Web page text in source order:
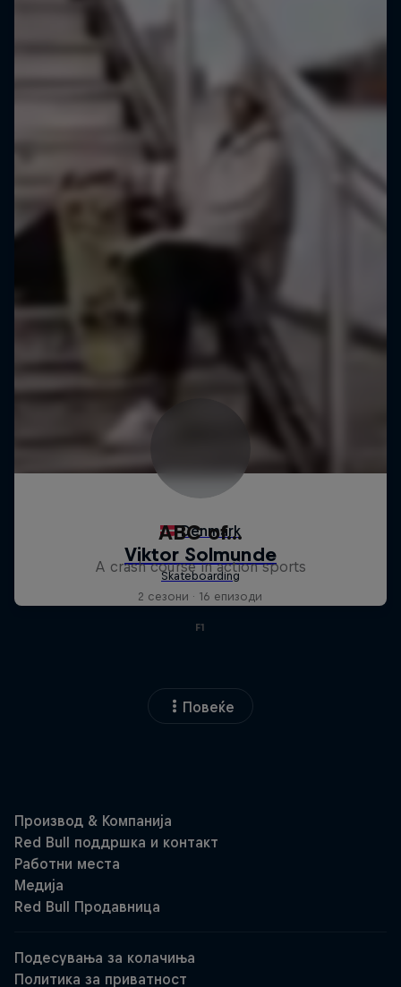
ABC of...
A crash course in action sports
2 сезони · 16 епизоди
F1
Повеќе